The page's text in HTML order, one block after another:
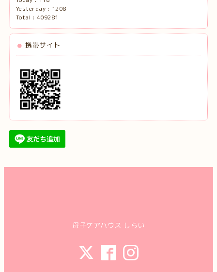
Yesterday : 1208
Total : 409281
携帯サイト
母子ケアハウス しらい